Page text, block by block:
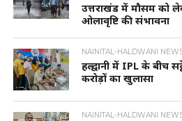
उत्तराखंड में मौसम को
ओलावृष्टि की संभावना
NAINITAL-HALDWANI
हल्द्वानी में IPL के बीच
करोड़ों का खुलासा
NAINITAL-HALDWANI